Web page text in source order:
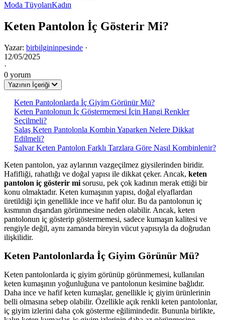
Moda TüyolarıKadın
Keten Pantolon İç Gösterir Mi?
Yazar: birbilgininpesinde ·
12/05/2025
·
0 yorum
Yazının İçeriği
Keten Pantolonlarda İç Giyim Görünür Mü?
Keten Pantolonun İç Göstermemesi İçin Hangi Renkler
Seçilmeli?
Salaş Keten Pantolonla Kombin Yaparken Nelere Dikkat
Edilmeli?
Şalvar Keten Pantolon Farklı Tarzlara Göre Nasıl Kombinlenir?
Keten pantolon, yaz aylarının vazgeçilmez giysilerinden biridir.
Hafifliği, rahatlığı ve doğal yapısı ile dikkat çeker. Ancak, keten
pantolon iç gösterir mi sorusu, pek çok kadının merak ettiği bir
konu olmaktadır. Keten kumaşının yapısı, doğal elyaflardan
üretildiği için genellikle ince ve hafif olur. Bu da pantolonun iç
kısmının dışarıdan görünmesine neden olabilir. Ancak, keten
pantolonun iç gösterip göstermemesi, sadece kumaşın kalitesi ve
rengiyle değil, aynı zamanda bireyin vücut yapısıyla da doğrudan
ilişkilidir.
Keten Pantolonlarda İç Giyim Görünür Mü?
Keten pantolonlarda iç giyim görünüp görünmemesi, kullanılan
keten kumaşının yoğunluğuna ve pantolonun kesimine bağlıdır.
Daha ince ve hafif keten kumaşlar, genellikle iç giyim ürünlerinin
belli olmasına sebep olabilir. Özellikle açık renkli keten pantolonlar,
iç giyim izlerini daha çok gösterme eğilimindedir. Bununla birlikte,